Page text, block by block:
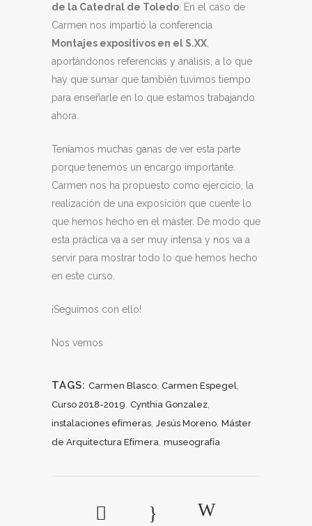
de la Catedral de Toledo . En el caso de
Carmen nos impartió la conferencia
Montajes expositivos en el S.XX
aportándonos referencias y análisis, a lo que
hay que sumar que también tuvimos tiempo
para enseñarle en lo que estamos trabajando
ahora.
Teníamos muchas ganas de ver esta parte
porque tenemos un encargo importante.
Carmen nos ha propuesto como ejercicio, la
realización de una exposición que cuente lo
que hemos hecho en el máster. De modo que
esta práctica va a ser muy intensa y nos va a
servir para mostrar todo lo que hemos hecho
en este curso.
¡Seguimos con ello!
Nos vemos
TAGS: Carmen Blasco Carmen Espegel
Curso 2018-2019 Cynthia Gonzalez
instalaciones efímeras Jesús Moreno Máster
de Arquitectura Efímera museografía